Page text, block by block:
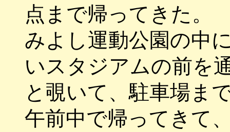
点まで帰ってきた。
みよし運動公園の中
いスタジアムの前を
と覗いて、駐車場ま
午前中で帰ってきて